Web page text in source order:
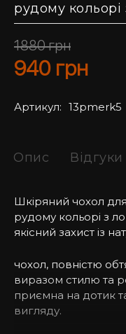
рудому
1880грн
940 грн
Артикул: 13pmerk5
Опис Відгуки
Шкіряний чохол
рудому кольорі з
якісний захист із
чохол, повністю
виразом стилю та
приємна на дотик
вигляду.